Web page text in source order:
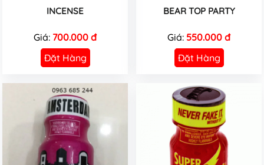
INCENSE
Giá: 700.000 đ
Đặt Hàng
BEAR TOP PARTY
Giá: 550.000 đ
Đặt Hàng